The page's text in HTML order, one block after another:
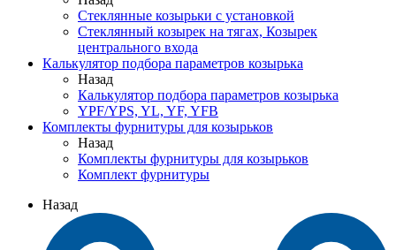
Стеклянные козырьки с установкой
Стеклянный козырек на тягах, Козырек
центрального входа
Калькулятор подбора параметров козырька
Назад
Калькулятор подбора параметров козырька
YPF/YPS, YL, YF, YFB
Комплекты фурнитуры для козырьков
Назад
Комплекты фурнитуры для козырьков
Комплект фурнитуры
Назад